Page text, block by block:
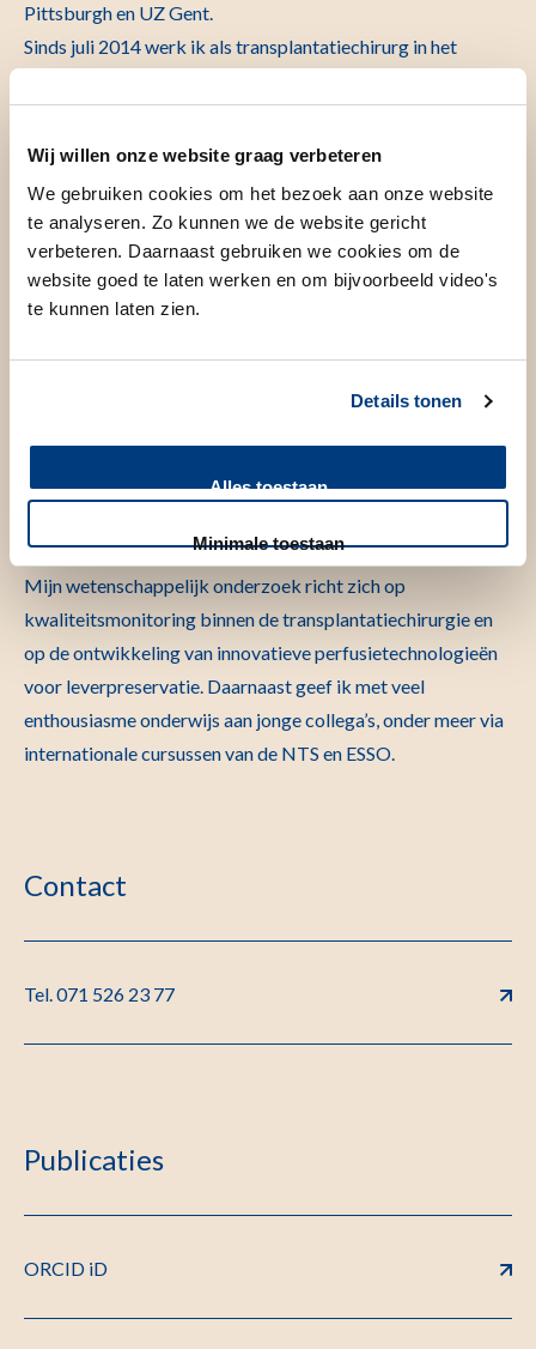
Wij willen onze website graag verbeteren
We gebruiken cookies om het bezoek aan onze website
te analyseren. Zo kunnen we de website gericht
verbeteren. Daarnaast gebruiken we cookies om de
website goed te laten werken en om bijvoorbeeld video's
te kunnen laten zien.
Details tonen
Alles toestaan
Minimale toestaan
Pittsburgh en UZ Gent.
Sinds juli 2014 werk ik als transplantatiechirurg in het
Mijn doel is om samen met een team zorg van hoge
maar ook op het persoonlijke contact met de patiënt.
Ik ben vader van twee jongvolwassen kinderen en speel in
mijn vrije tijd graag golf. Met Chinese roots en een sterke
Wetenschappelijk onderzoek
Mijn wetenschappelijk onderzoek richt zich op
kwaliteitsmonitoring binnen de transplantatiechirurgie en
op de ontwikkeling van innovatieve perfusietechnologieën
voor leverpreservatie. Daarnaast geef ik met veel
enthousiasme onderwijs aan jonge collega’s, onder meer via
internationale cursussen van de NTS en ESSO.
Contact
Tel. 071 526 23 77
Publicaties
ORCID iD